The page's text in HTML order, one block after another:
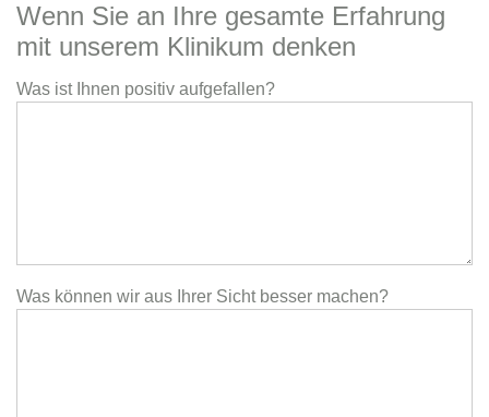
Wenn Sie an Ihre gesamte Erfahrung
mit unserem Klinikum denken
Was ist Ihnen positiv aufgefallen?
Was können wir aus Ihrer Sicht besser machen?